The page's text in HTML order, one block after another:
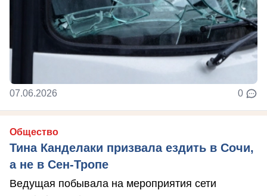
07.06.2026 0
Общество
Тина Канделаки призвала ездить в Сочи,
а не в Сен-Тропе
Ведущая побывала на мероприятия сети